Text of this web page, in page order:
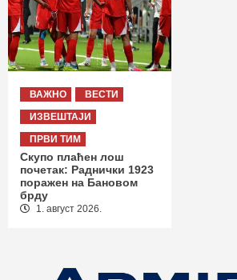
ВАЖНО
ВЕСТИ
ИЗВЕШТАЈИ
ПРВИ ТИМ
Скупо плаћен лош
почетак: Раднички 1923
поражен на Бановом
брду
1. август 2026.